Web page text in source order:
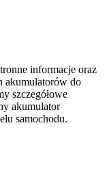
informacje oraz
akumulatorów do
szczegółowe
akumulator
samochodu.